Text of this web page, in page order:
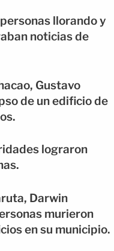
llorando y
noticias de
Gustavo
de un edificio de
lograron
Darwin
murieron
en su municipio.